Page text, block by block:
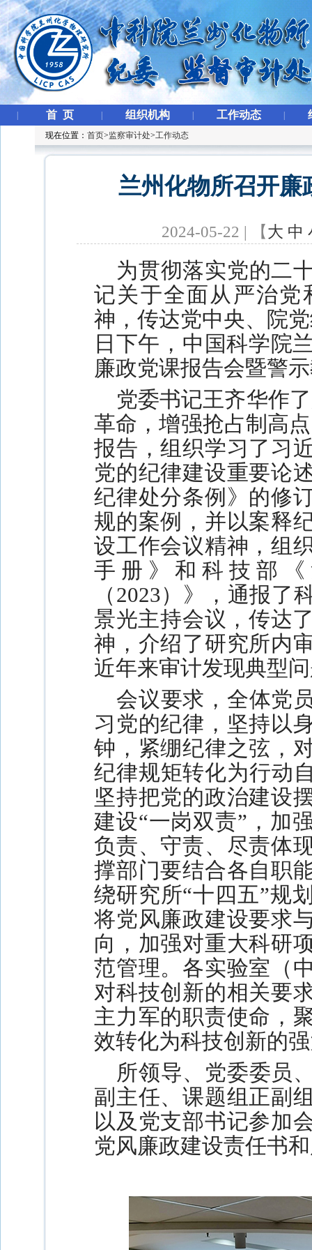
首 页 组织机构 工作动态
现在位置： 首页>监察审计处>工作动态
兰州化物所召开廉
2024-05-22 | 【大 中
为贯彻落实党的二
记关于全面从严治党
神，传达党中央、院
日下午，中国科学院
廉政党课报告会暨警
党委书记王齐华作
革命，增强抢占制高
报告，组织学习了习
党的纪律建设重要论
纪律处分条例》的修
规的案例，并以案释
设工作会议精神，组
手册》和科技部
（2023）》，通报
景光主持会议，传达
神，介绍了研究所内
近年来审计发现典型
会议要求，全体党
习党的纪律，坚持以
钟，紧绷纪律之弦，
纪律规矩转化为行动
坚持把党的政治建设
建设“一岗双责”，加
负责、守责、尽责体
撑部门要结合各自职
绕研究所“十四五”规
将党风廉政建设要求
向，加强对重大科研
范管理。各实验室（
对科技创新的相关要
主力军的职责使命，
效转化为科技创新的
所领导、党委委员
副主任、课题组正副
以及党支部书记参加
党风廉政建设责任书